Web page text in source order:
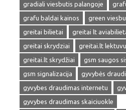
gradiali viesbutis palangoje
grafu baldai kainos
green
greitai bilietai
greitai lt
greitai skrydziai
greitai.lt
greitai.lt skrydžiai
gsm saugos
gsm signalizacija
gyvybės
gyvybes draudimas internetu
gyvybes draudimas skaiciuokle